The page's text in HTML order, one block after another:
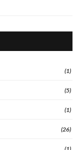
(1)
(5)
(1)
(26)